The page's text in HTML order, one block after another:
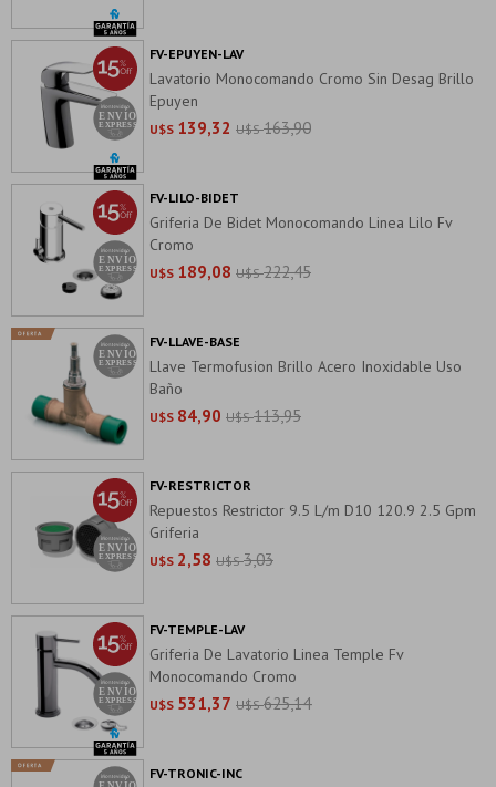
Lavatorio Monocomando Cromo Sin Desag Brillo
Epuyen
U$S 139,32 U$S 163,90
FV-EPUYEN-LAV
Griferia De Bidet Monocomando Linea Lilo Fv
Cromo
U$S 189,08 U$S 222,45
FV-LILO-BIDET
Llave Termofusion Brillo Acero Inoxidable Uso
Baño
U$S 84,90 U$S 113,95
FV-LLAVE-BASE
Repuestos Restrictor 9.5 L/m D10 120.9 2.5 Gpm
Griferia
U$S 2,58 U$S 3,03
FV-RESTRICTOR
Griferia De Lavatorio Linea Temple Fv
Monocomando Cromo
U$S 531,37 U$S 625,14
FV-TEMPLE-LAV
FV-TRONIC-INC